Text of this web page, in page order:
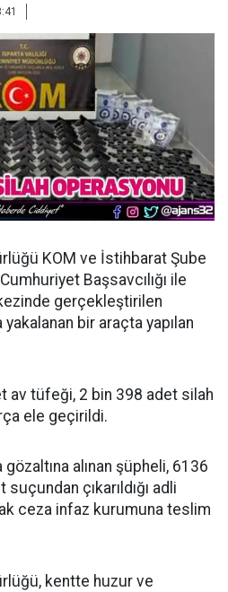
KOM ve İstihbarat Şube
Başsavcılığı ile
gerçekleştirilen
bir araçta yapılan
av tüfeği, 2 bin 398 adet silah
ele geçirildi.
alınan şüpheli, 6136
suçundan çıkarıldığı adli
ceza infaz kurumuna teslim
kentte huzur ve